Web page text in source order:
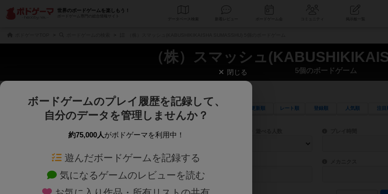
世界のボードゲームを楽しもう！
ボードゲーム専門の総合情報サイト
データベース コミュニティ
（株）スマッシュ
5個のボードゲーム
じっくり表示 更新順 レート順 登録順 人気順 注目
商品名、商品説明文、デザイナー名、テーマ名、メカニクス名を対象にフリーワード検索ができます。
ゲームデザイナー名を指定して検索できます。
ゲームデザイナー 目安となる所要時間を
対象年齢を指定します。 世界観や登場人物などモチーフ・ストーリーを指定することができます。直感的に
テーマ/フレーバー ゲーム性を構成する
閉じる
ボードゲームのプレイ履歴を記録して、
自分のデータを管理しませんか？
約75,000人がボドゲーマを利用中！
遊んだボードゲームを記録する
気になるゲームのレビューを読む